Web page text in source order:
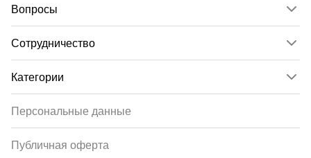
Вопросы
Сотрудничество
Категории
Персональные данные
Публичная оферта